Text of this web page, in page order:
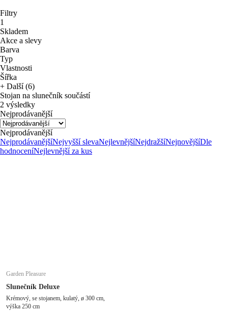
Filtry
1
Skladem
Akce a slevy
Barva
Typ
Vlastnosti
Šířka
+ Další (6)
Stojan na slunečník součástí
2 výsledky
Nejprodávanější
Nejprodávanější
NejprodávanějšíNejvyšší slevaNejlevnějšíNejdražšíNejnovějšíDle
hodnoceníNejlevnější za kus
Garden Pleasure
Slunečník Deluxe
Krémový, se stojanem, kulatý, ø 300 cm,
výška 250 cm